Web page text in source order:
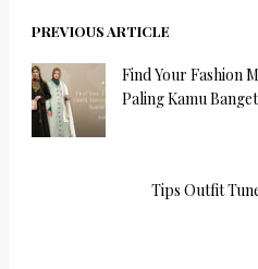
PREVIOUS ARTICLE
Find Your Fashion
Paling Kamu
Tips Outfit